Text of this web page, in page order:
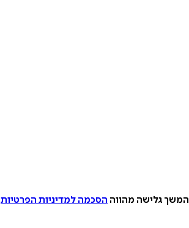
המשך גלישה מהווה הסכמה למדיניות הפרטיות